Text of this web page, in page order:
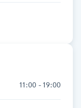
11:00 - 19:00